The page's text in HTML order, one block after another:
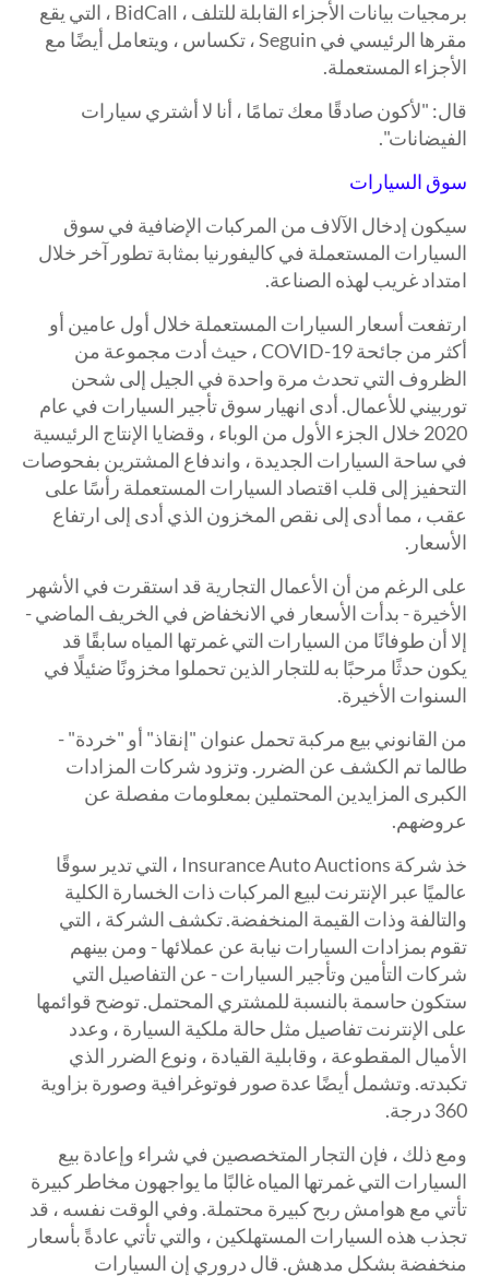
برمجيات بيانات الأجزاء القابلة للتلف ، BidCall ، التي يقع
مقرها الرئيسي في Seguin ، تكساس ، ويتعامل أيضًا مع
الأجزاء المستعملة.
قال: "لأكون صادقًا معك تمامًا ، أنا لا أشتري سيارات
الفيضانات".
سوق السيارات
سيكون إدخال الآلاف من المركبات الإضافية في سوق
السيارات المستعملة في كاليفورنيا بمثابة تطور آخر خلال
امتداد غريب لهذه الصناعة.
ارتفعت أسعار السيارات المستعملة خلال أول عامين أو
أكثر من جائحة COVID-19 ، حيث أدت مجموعة من
الظروف التي تحدث مرة واحدة في الجيل إلى شحن
توربيني للأعمال. أدى انهيار سوق تأجير السيارات في عام
2020 خلال الجزء الأول من الوباء ، وقضايا الإنتاج الرئيسية
في ساحة السيارات الجديدة ، واندفاع المشترين بفحوصات
التحفيز إلى قلب اقتصاد السيارات المستعملة رأسًا على
عقب ، مما أدى إلى نقص المخزون الذي أدى إلى ارتفاع
الأسعار.
على الرغم من أن الأعمال التجارية قد استقرت في الأشهر
الأخيرة - بدأت الأسعار في الانخفاض في الخريف الماضي -
إلا أن طوفانًا من السيارات التي غمرتها المياه سابقًا قد
يكون حدثًا مرحبًا به للتجار الذين تحملوا مخزونًا ضئيلًا في
السنوات الأخيرة.
من القانوني بيع مركبة تحمل عنوان "إنقاذ" أو "خردة" -
طالما تم الكشف عن الضرر. وتزود شركات المزادات
الكبرى المزايدين المحتملين بمعلومات مفصلة عن
عروضهم.
خذ شركة Insurance Auto Auctions ، التي تدير سوقًا
عالميًا عبر الإنترنت لبيع المركبات ذات الخسارة الكلية
والتالفة وذات القيمة المنخفضة. تكشف الشركة ، التي
تقوم بمزادات السيارات نيابة عن عملائها - ومن بينهم
شركات التأمين وتأجير السيارات - عن التفاصيل التي
ستكون حاسمة بالنسبة للمشتري المحتمل. توضح قوائمها
على الإنترنت تفاصيل مثل حالة ملكية السيارة ، وعدد
الأميال المقطوعة ، وقابلية القيادة ، ونوع الضرر الذي
تكبدته. وتشمل أيضًا عدة صور فوتوغرافية وصورة بزاوية
360 درجة.
ومع ذلك ، فإن التجار المتخصصين في شراء وإعادة بيع
السيارات التي غمرتها المياه غالبًا ما يواجهون مخاطر كبيرة
تأتي مع هوامش ربح كبيرة محتملة. وفي الوقت نفسه ، قد
تجذب هذه السيارات المستهلكين ، والتي تأتي عادةً بأسعار
منخفضة بشكل مدهش. قال دروري إن السيارات